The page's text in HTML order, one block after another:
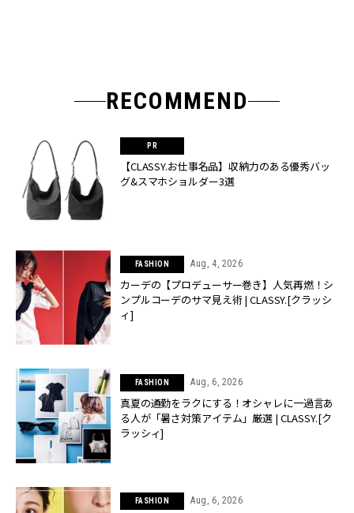
RECOMMEND
【CLASSY.お仕事名品】収納力のある優秀バッ
グ&スマホショルダー3選
FASHION Aug, 4, 2026
カーデの【プロデューサー巻き】人気再燃！シ
ンプルコーデのサマ見え術 | CLASSY.[クラッシ
ィ]
FASHION Aug, 6, 2026
真夏の通勤をラクにする！オシャレに一過言あ
る人が「暑さ対策アイテム」厳選 | CLASSY.[ク
ラッシィ]
FASHION Aug, 6, 2026